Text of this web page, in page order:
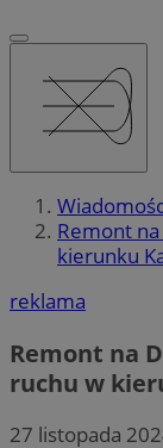
Remont
kierunku
reklama
Remont na
ruchu w
27 listopada